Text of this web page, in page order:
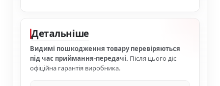
Детальніше
Видимі пошкодження товару перевіряються
під час приймання-передачі. Після цього діє
офіційна гарантія виробника.